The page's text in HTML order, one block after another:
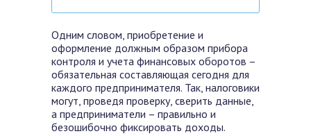
Одним словом, приобретение и
оформление должным образом прибора
контроля и учета финансовых оборотов –
обязательная составляющая сегодня для
каждого предпринимателя. Так, налоговики
могут, проведя проверку, сверить данные,
а предприниматели – правильно и
безошибочно фиксировать доходы.